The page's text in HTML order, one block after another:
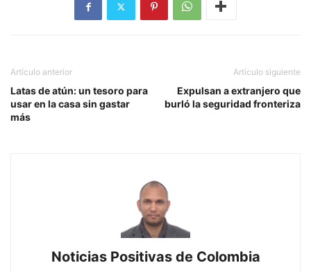
Artículo anterior
Latas de atún: un tesoro para
usar en la casa sin gastar
más
Artículo siguiente
Expulsan a extranjero que
burló la seguridad fronteriza
Noticias Positivas de Colombia